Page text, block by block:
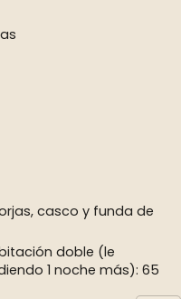
casco y funda de
doble (le
1 noche más): 65